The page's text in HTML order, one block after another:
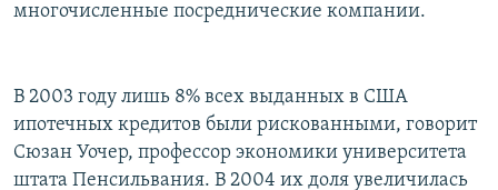
многочисленные посреднические компании.
В 2003 году лишь 8% всех выданных в США
ипотечных кредитов были рискованными, говорит
Сюзан Уочер, профессор экономики университета
штата Пенсильвания. В 2004 их доля увеличилась